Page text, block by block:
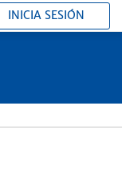
INICIA SESIÓN